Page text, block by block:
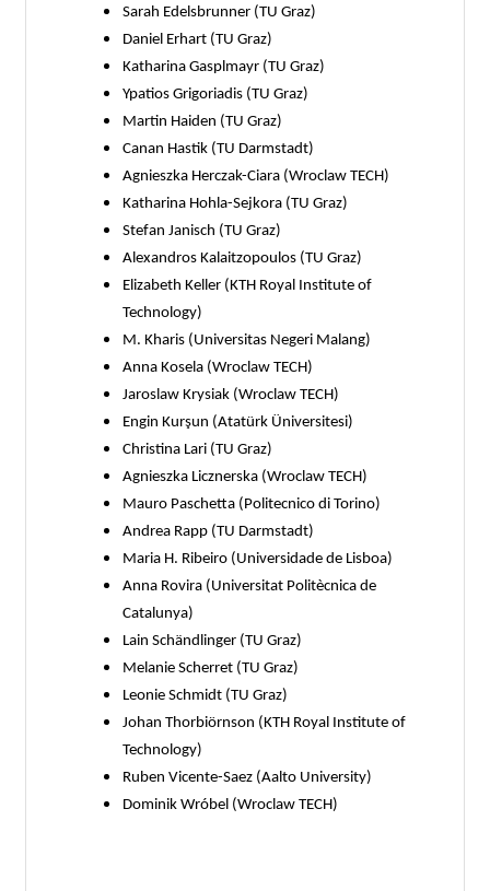
Sarah Edelsbrunner (TU Graz)
Daniel Erhart (TU Graz)
Katharina Gasplmayr (TU Graz)
Ypatios Grigoriadis (TU Graz)
Martin Haiden (TU Graz)
Canan Hastik (TU Darmstadt)
Agnieszka Herczak-Ciara (Wroclaw TECH)
Katharina Hohla-Sejkora (TU Graz)
Stefan Janisch (TU Graz)
Alexandros Kalaitzopoulos (TU Graz)
Elizabeth Keller (KTH Royal Institute of
Technology)
M. Kharis (Universitas Negeri Malang)
Anna Kosela (Wroclaw TECH)
Jaroslaw Krysiak (Wroclaw TECH)
Engin Kurşun (Atatürk Üniversitesi)
Christina Lari (TU Graz)
Agnieszka Licznerska (Wroclaw TECH)
Mauro Paschetta (Politecnico di Torino)
Andrea Rapp (TU Darmstadt)
Maria H. Ribeiro (Universidade de Lisboa)
Anna Rovira (Universitat Politècnica de
Catalunya)
Lain Schändlinger (TU Graz)
Melanie Scherret (TU Graz)
Leonie Schmidt (TU Graz)
Johan Thorbiörnson (KTH Royal Institute of
Technology)
Ruben Vicente-Saez (Aalto University)
Dominik Wróbel (Wroclaw TECH)